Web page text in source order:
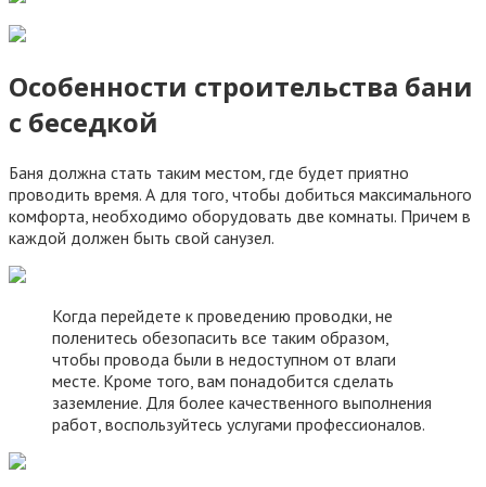
Особенности строительства бани
с беседкой
Баня должна стать таким местом, где будет приятно
проводить время. А для того, чтобы добиться максимального
комфорта, необходимо оборудовать две комнаты. Причем в
каждой должен быть свой санузел.
Когда перейдете к проведению проводки, не
поленитесь обезопасить все таким образом,
чтобы провода были в недоступном от влаги
месте. Кроме того, вам понадобится сделать
заземление. Для более качественного выполнения
работ, воспользуйтесь услугами профессионалов.